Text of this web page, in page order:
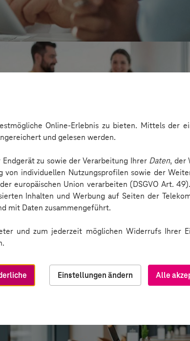
Online-Erlebnis zu bieten. Mittels der
und gelesen werden.
zu sowie der Verarbeitung Ihrer Daten, der
individuellen Nutzungsprofilen sowie der
europäischen Union verarbeiten (DSGVO Art.
Inhalten und Werbung auf Seiten der
mit Daten zusammengeführt.
und zum jederzeit möglichen Widerrufs Ihrer
Alle
Einstellungen ändern
Kreis Bergstraße
KI für moderne Verwaltung